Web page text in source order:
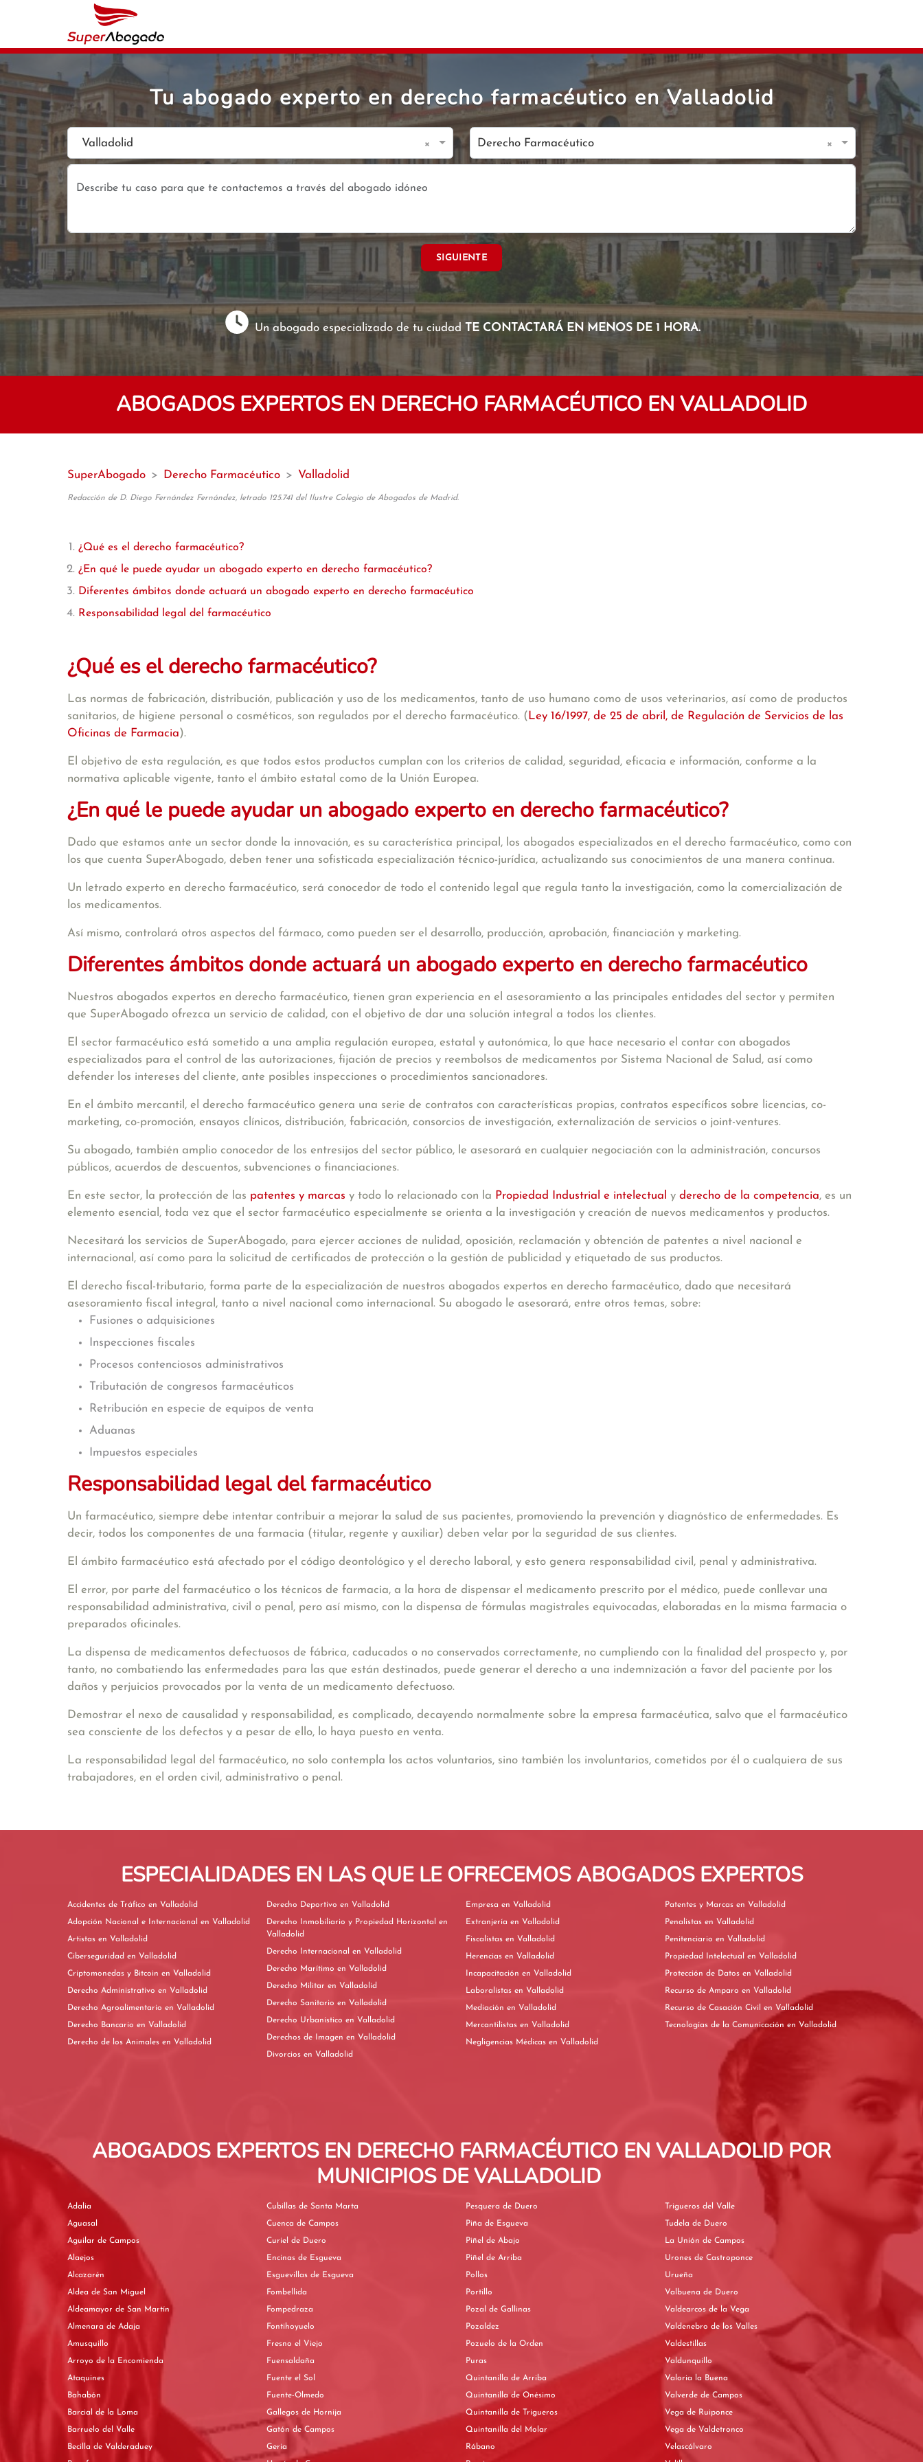
Tu abogado experto en derecho farmacéutico en Valladolid
Valladolid × Derecho Farmacéutico ×
SIGUIENTE
Un abogado especializado de tu ciudad TE CONTACTARÁ EN MENOS DE 1 HORA.
ABOGADOS EXPERTOS EN DERECHO FARMACÉUTICO EN VALLADOLID
SuperAbogado > Derecho Farmacéutico > Valladolid
Redacción de D. Diego Fernández Fernández, letrado 125.741 del Ilustre Colegio de Abogados de Madrid.
¿Qué es el derecho farmacéutico?
¿En qué le puede ayudar un abogado experto en derecho farmacéutico?
Diferentes ámbitos donde actuará un abogado experto en derecho farmacéutico
Responsabilidad legal del farmacéutico
¿Qué es el derecho farmacéutico?
Las normas de fabricación, distribución, publicación y uso de los medicamentos, tanto de uso humano como de usos veterinarios, así como de productos
sanitarios, de higiene personal o cosméticos, son regulados por el derecho farmacéutico. ( Ley 16/1997, de 25 de abril, de Regulación de Servicios de las
Oficinas de Farmacia).
El objetivo de esta regulación, es que todos estos productos cumplan con los criterios de calidad, seguridad, eficacia e información, conforme a la
normativa aplicable vigente, tanto el ámbito estatal como de la Unión Europea.
¿En qué le puede ayudar un abogado experto en derecho farmacéutico?
Dado que estamos ante un sector donde la innovación, es su característica principal, los abogados especializados en el derecho farmacéutico, como con
los que cuenta SuperAbogado, deben tener una sofisticada especialización técnico-jurídica, actualizando sus conocimientos de una manera continua.
Un letrado experto en derecho farmacéutico, será conocedor de todo el contenido legal que regula tanto la investigación, como la comercialización de
los medicamentos.
Así mismo, controlará otros aspectos del fármaco, como pueden ser el desarrollo, producción, aprobación, financiación y marketing.
Diferentes ámbitos donde actuará un abogado experto en derecho farmacéutico
Nuestros abogados expertos en derecho farmacéutico, tienen gran experiencia en el asesoramiento a las principales entidades del sector y permiten
que SuperAbogado ofrezca un servicio de calidad, con el objetivo de dar una solución integral a todos los clientes.
El sector farmacéutico está sometido a una amplia regulación europea, estatal y autonómica, lo que hace necesario el contar con abogados
especializados para el control de las autorizaciones, fijación de precios y reembolsos de medicamentos por Sistema Nacional de Salud, así como
defender los intereses del cliente, ante posibles inspecciones o procedimientos sancionadores.
En el ámbito mercantil , el derecho farmacéutico genera una serie de contratos con características propias, contratos específicos sobre licencias, co-
marketing, co-promoción, ensayos clínicos, distribución, fabricación, consorcios de investigación, externalización de servicios o joint-ventures.
Su abogado, también amplio conocedor de los entresijos del sector público, le asesorará en cualquier negociación con la administración, concursos
públicos, acuerdos de descuentos, subvenciones o financiaciones.
En este sector, la protección de las patentes y marcas y todo lo relacionado con la Propiedad Industrial e intelectual y derecho de la competencia, es un
elemento esencial, toda vez que el sector farmacéutico especialmente se orienta a la investigación y creación de nuevos medicamentos y productos.
Necesitará los servicios de SuperAbogado, para ejercer acciones de nulidad, oposición, reclamación y obtención de patentes a nivel nacional e
internacional, así como para la solicitud de certificados de protección o la gestión de publicidad y etiquetado de sus productos.
El derecho fiscal-tributario, forma parte de la especialización de nuestros abogados expertos en derecho farmacéutico, dado que necesitará
asesoramiento fiscal integral, tanto a nivel nacional como internacional. Su abogado le asesorará, entre otros temas, sobre:
Fusiones o adquisiciones
Inspecciones fiscales
Procesos contenciosos administrativos
Tributación de congresos farmacéuticos
Retribución en especie de equipos de venta
Aduanas
Impuestos especiales
Responsabilidad legal del farmacéutico
Un farmacéutico, siempre debe intentar contribuir a mejorar la salud de sus pacientes, promoviendo la prevención y diagnóstico de enfermedades. Es
decir, todos los componentes de una farmacia (titular, regente y auxiliar) deben velar por la seguridad de sus clientes.
El ámbito farmacéutico está afectado por el código deontológico y el derecho laboral, y esto genera responsabilidad civil, penal y administrativa.
El error, por parte del farmacéutico o los técnicos de farmacia, a la hora de dispensar el medicamento prescrito por el médico, puede conllevar una
responsabilidad administrativa, civil o penal, pero así mismo, con la dispensa de fórmulas magistrales equivocadas, elaboradas en la misma farmacia o
preparados oficinales.
La dispensa de medicamentos defectuosos de fábrica, caducados o no conservados correctamente, no cumpliendo con la finalidad del prospecto y, por
tanto, no combatiendo las enfermedades para las que están destinados, puede generar el derecho a una indemnización a favor del paciente por los
daños y perjuicios provocados por la venta de un medicamento defectuoso.
Demostrar el nexo de causalidad y responsabilidad, es complicado, decayendo normalmente sobre la empresa farmacéutica, salvo que el farmacéutico
sea consciente de los defectos y a pesar de ello, lo haya puesto en venta.
La responsabilidad legal del farmacéutico, no solo contempla los actos voluntarios, sino también los involuntarios, cometidos por él o cualquiera de sus
trabajadores, en el orden civil, administrativo o penal .
ESPECIALIDADES EN LAS QUE LE OFRECEMOS ABOGADOS EXPERTOS
Accidentes de Tráfico en Valladolid
Adopción Nacional e Internacional en Valladolid
Artistas en Valladolid
Ciberseguridad en Valladolid
Criptomonedas y Bitcoin en Valladolid
Derecho Administrativo en Valladolid
Derecho Agroalimentario en Valladolid
Derecho Bancario en Valladolid
Derecho de los Animales en Valladolid
Derecho Deportivo en Valladolid
Derecho Inmobiliario y Propiedad Horizontal en
Valladolid
Derecho Internacional en Valladolid
Derecho Marítimo en Valladolid
Derecho Militar en Valladolid
Derecho Sanitario en Valladolid
Derecho Urbanístico en Valladolid
Derechos de Imagen en Valladolid
Divorcios en Valladolid
Empresa en Valladolid
Extranjería en Valladolid
Fiscalistas en Valladolid
Herencias en Valladolid
Incapacitación en Valladolid
Laboralistas en Valladolid
Mediación en Valladolid
Mercantilistas en Valladolid
Negligencias Médicas en Valladolid
Patentes y Marcas en Valladolid
Penalistas en Valladolid
Penitenciario en Valladolid
Propiedad Intelectual en Valladolid
Protección de Datos en Valladolid
Recurso de Amparo en Valladolid
Recurso de Casación Civil en Valladolid
Tecnologías de la Comunicación en Valladolid
ABOGADOS EXPERTOS EN DERECHO FARMACÉUTICO EN VALLADOLID POR
MUNICIPIOS DE VALLADOLID
Adalia
Aguasal
Aguilar de Campos
Alaejos
Alcazarén
Aldea de San Miguel
Aldeamayor de San Martín
Almenara de Adaja
Amusquillo
Arroyo de la Encomienda
Ataquines
Bahabón
Barcial de la Loma
Barruelo del Valle
Becilla de Valderaduey
Cubillas de Santa Marta
Cuenca de Campos
Curiel de Duero
Encinas de Esgueva
Esguevillas de Esgueva
Fombellida
Fompedraza
Fontihoyuelo
Fresno el Viejo
Fuensaldaña
Fuente el Sol
Fuente-Olmedo
Gallegos de Hornija
Gatón de Campos
Geria
Pesquera de Duero
Piña de Esgueva
Piñel de Abajo
Piñel de Arriba
Pollos
Portillo
Pozal de Gallinas
Pozaldez
Pozuelo de la Orden
Puras
Quintanilla de Arriba
Quintanilla de Onésimo
Quintanilla de Trigueros
Quintanilla del Molar
Rábano
Trigueros del Valle
Tudela de Duero
La Unión de Campos
Urones de Castroponce
Urueña
Valbuena de Duero
Valdearcos de la Vega
Valdenebro de los Valles
Valdestillas
Valdunquillo
Valoria la Buena
Valverde de Campos
Vega de Ruiponce
Vega de Valdetronco
Velascálvaro